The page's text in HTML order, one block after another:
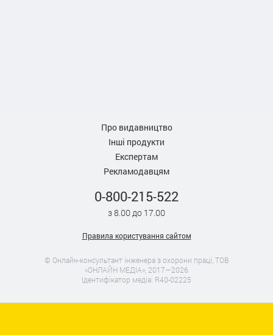
Про видавництво
Інші продукти
Експертам
Рекламодавцям
0-800-215-522
з 8.00 до 17.00
Правила користування сайтом
© Онлайн-консультант інженера з охорони праці, ТОВ
«ОНЛАЙН МЕДІА», 2017—2026
Ідентифікатор медіа: R40-02225